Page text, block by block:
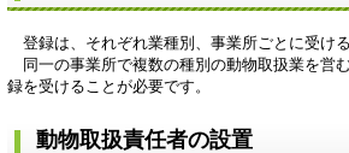
登録は、それぞれ業種別、事業所ごとに受ける
同一の事業所で複数の種別の動物取扱業を営
録を受けることが必要です。
動物取扱責任者の設置